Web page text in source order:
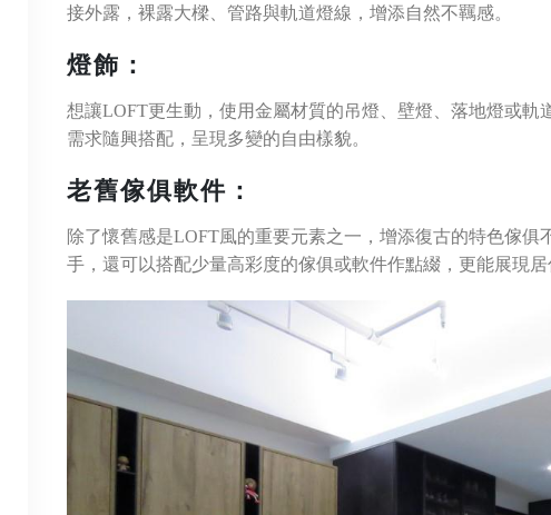
接外露，裸露大樑、管路與軌道燈線，增添自然不羈感。
燈飾：
想讓LOFT更生動，使用金屬材質的吊燈、壁燈、落地燈或軌
需求隨興搭配，呈現多變的自由樣貌。
老舊傢俱軟件：
除了懷舊感是LOFT風的重要元素之一，增添復古的特色傢
手，還可以搭配少量高彩度的傢俱或軟件作點綴，更能展現